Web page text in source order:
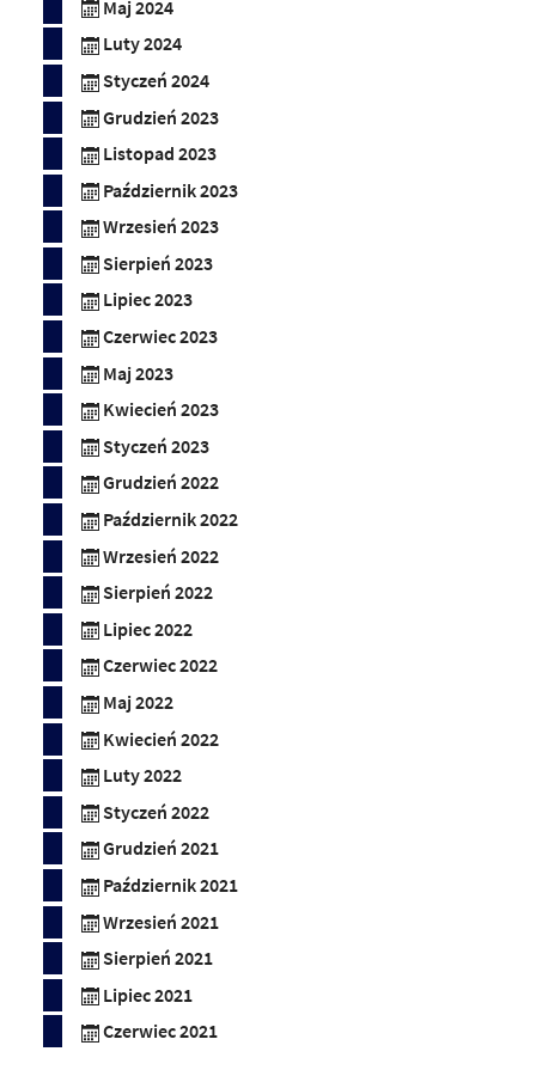
Maj 2024
Luty 2024
Styczeń 2024
Grudzień 2023
Listopad 2023
Październik 2023
Wrzesień 2023
Sierpień 2023
Lipiec 2023
Czerwiec 2023
Maj 2023
Kwiecień 2023
Styczeń 2023
Grudzień 2022
Październik 2022
Wrzesień 2022
Sierpień 2022
Lipiec 2022
Czerwiec 2022
Maj 2022
Kwiecień 2022
Luty 2022
Styczeń 2022
Grudzień 2021
Październik 2021
Wrzesień 2021
Sierpień 2021
Lipiec 2021
Czerwiec 2021